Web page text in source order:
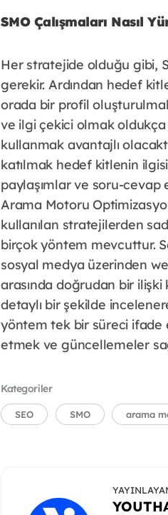
SMO Çalışmaları Nasıl
Her stratejide olduğu gibi,
gerekir. Ardından hedef
orada bir profil
ve ilgi çekici olmak
kullanmak avantajlı
katılmak hedef kitlenin
paylaşımlar ve soru-cevap
Arama Motoru
kullanılan stratejilerden
birçok yöntem mevcuttur.
sosyal medya üzerinden
arasında doğrudan bir
detaylı bir şekilde
yöntem tek bir süreci ifade
etmek ve güncellemeler
Kategoriler
SEO SMO arama